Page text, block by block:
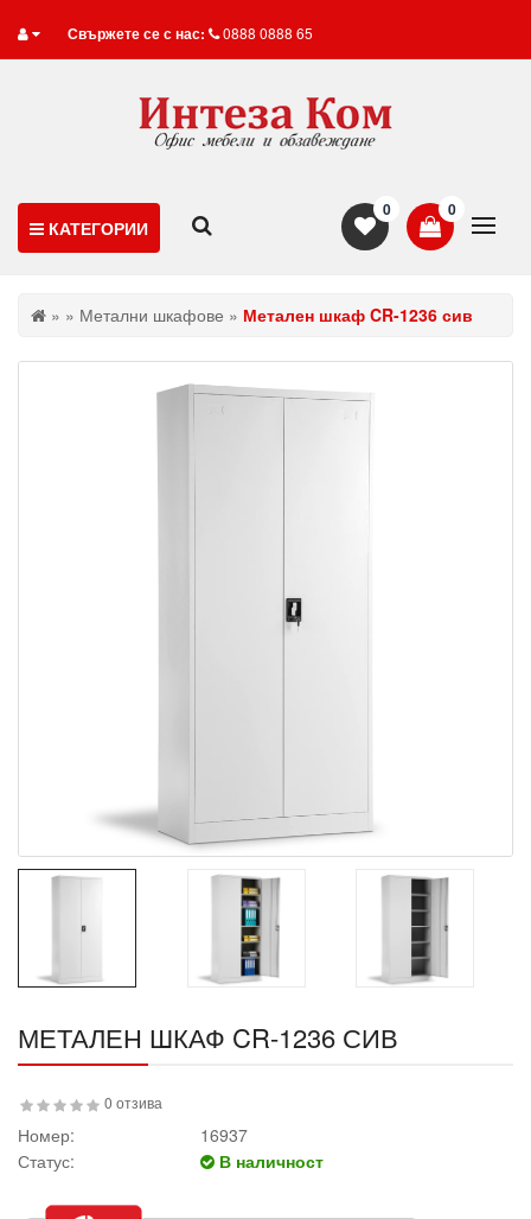
Свържете се с нас: 0888 0888 65
КАТЕГОРИИ
0
0
» » Метални шкафове » Метален шкаф CR-1236 сив
МЕТАЛЕН ШКАФ CR-1236 СИВ
0 отзива
Номер:
16937
Статус:
В наличност